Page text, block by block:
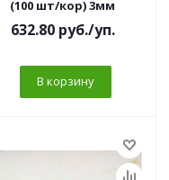
(100 шт/кор) 3мм
632.80руб./уп.
В корзину